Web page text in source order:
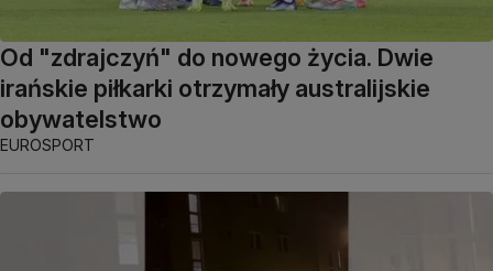
Od "zdrajczyń" do nowego życia. Dwie
irańskie piłkarki otrzymały australijskie
obywatelstwo
EUROSPORT